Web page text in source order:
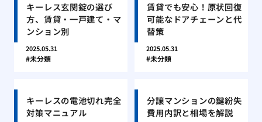
キーレス玄関錠の選び
方、賃貸・一戸建て・マ
ンション別
2025.05.31
未分類
賃貸でも安心！原状回復
可能なドアチェーンと代
替策
2025.05.31
未分類
キーレスの電池切れ完全
対策マニュアル
分譲マンションの鍵紛失
費用内訳と相場を解説